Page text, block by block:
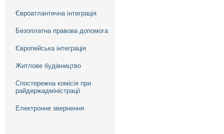
Євроатлантична інтеграція
Безоплатна правова допомога
Європейська інтеграція
Житлове будівництво
Спостережна комісія при
райдержадміністрації
Електронне звернення